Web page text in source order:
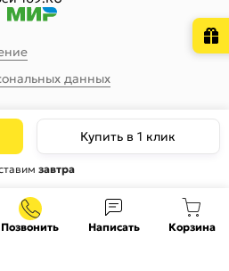
Купить в 1 клик
завтра
данных
Позвонить Написать Корзина